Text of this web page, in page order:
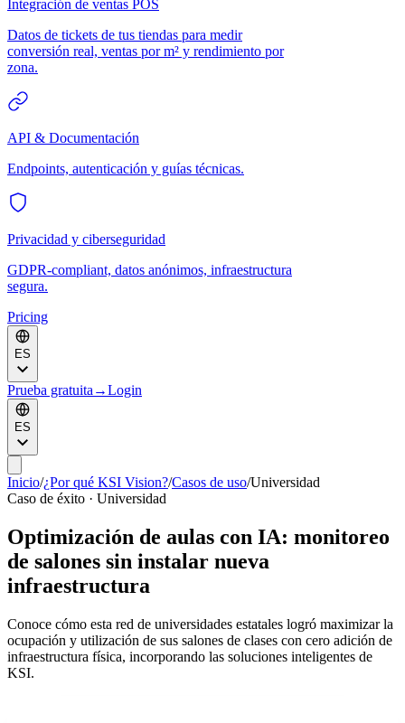
Integración de ventas POS
Datos de tickets de tus tiendas para medir
conversión real, ventas por m² y rendimiento por
zona.
API & Documentación
Endpoints, autenticación y guías técnicas.
Privacidad y ciberseguridad
GDPR-compliant, datos anónimos, infraestructura
segura.
Pricing
ES
Prueba gratuita →Login
ES
Inicio/¿Por qué KSI Vision?/Casos de uso/Universidad
Caso de éxito · Universidad
Optimización de aulas con IA: monitoreo
de salones sin instalar nueva
infraestructura
Conoce cómo esta red de universidades estatales logró maximizar la
ocupación y utilización de sus salones de clases con cero adición de
infraestructura física, incorporando las soluciones inteligentes de
KSI.